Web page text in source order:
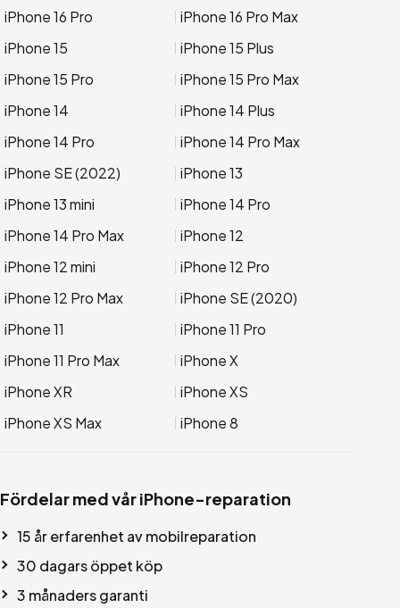
iPhone 16 Pro
iPhone 16 Pro Max
iPhone 15
iPhone 15 Plus
iPhone 15 Pro
iPhone 15 Pro Max
iPhone 14
iPhone 14 Plus
iPhone 14 Pro
iPhone 14 Pro Max
iPhone SE (2022)
iPhone 13
iPhone 13 mini
iPhone 14 Pro
iPhone 14 Pro Max
iPhone 12
iPhone 12 mini
iPhone 12 Pro
iPhone 12 Pro Max
iPhone SE (2020)
iPhone 11
iPhone 11 Pro
iPhone 11 Pro Max
iPhone X
iPhone XR
iPhone XS
iPhone XS Max
iPhone 8
Fördelar med vår iPhone-reparation
15 år erfarenhet av mobilreparation
30 dagars öppet köp
3 månaders garanti